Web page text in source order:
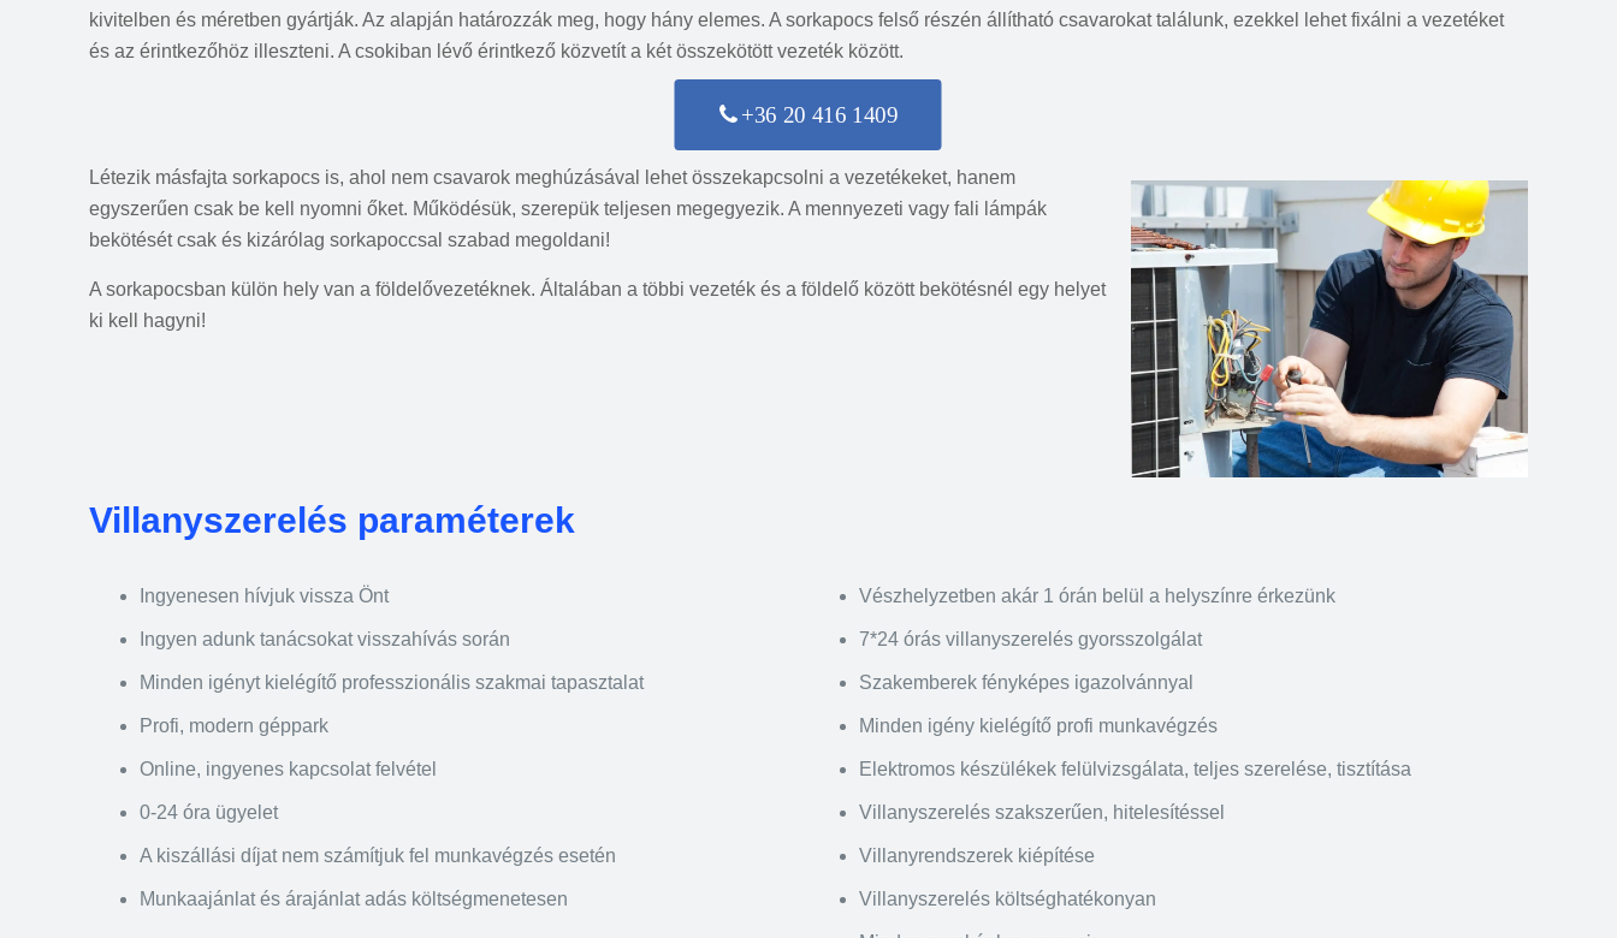
kivitelben és méretben gyártják. Az alapján határozzák meg, hogy hány elemes. A sorkapocs felső részén állítható csavarokat találunk, ezekkel lehet fixálni a vezetéket
és az érintkezőhöz illeszteni. A csokiban lévő érintkező közvetít a két összekötött vezeték között.
+36 20 416 1409
Létezik másfajta sorkapocs is, ahol nem csavarok meghúzásával lehet összekapcsolni a vezetékeket, hanem
egyszerűen csak be kell nyomni őket. Működésük, szerepük teljesen megegyezik. A mennyezeti vagy fali lámpák
bekötését csak és kizárólag sorkapoccsal szabad megoldani!
A sorkapocsban külön hely van a földelővezetéknek. Általában a többi vezeték és a földelő között bekötésnél egy helyet
ki kell hagyni!
Villanyszerelés paraméterek
Ingyenesen hívjuk vissza Önt
Ingyen adunk tanácsokat visszahívás során
Minden igényt kielégítő professzionális szakmai tapasztalat
Profi, modern géppark
Online, ingyenes kapcsolat felvétel
0-24 óra ügyelet
A kiszállási díjat nem számítjuk fel munkavégzés esetén
Munkaajánlat és árajánlat adás költségmenetesen
Vészhelyzetben akár 1 órán belül a helyszínre érkezünk
7*24 órás villanyszerelés gyorsszolgálat
Szakemberek fényképes igazolvánnyal
Minden igény kielégítő profi munkavégzés
Elektromos készülékek felülvizsgálata, teljes szerelése, tisztítása
Villanyszerelés szakszerűen, hitelesítéssel
Villanyrendszerek kiépítése
Villanyszerelés költséghatékonyan